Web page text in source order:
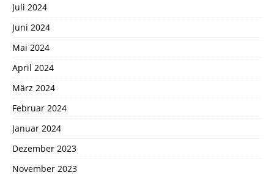
Juli 2024
Juni 2024
Mai 2024
April 2024
März 2024
Februar 2024
Januar 2024
Dezember 2023
November 2023